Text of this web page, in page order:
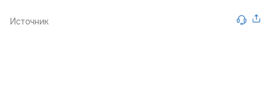
Источник